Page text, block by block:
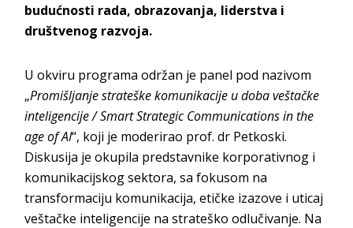
budućnosti rada, obrazovanja, liderstva i
društvenog razvoja.
U okviru programa održan je panel pod nazivom
„Promišljanje strateške komunikacije u doba veštačke
inteligencije / Smart Strategic Communications in the
age of AI“, koji je moderirao prof. dr Petkoski.
Diskusija je okupila predstavnike korporativnog i
komunikacijskog sektora, sa fokusom na
transformaciju komunikacija, etičke izazove i uticaj
veštačke inteligencije na strateško odlučivanje. Na